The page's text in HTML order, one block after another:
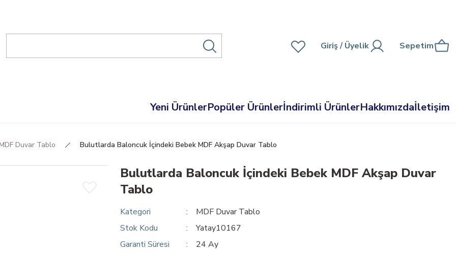
Giriş/ Üyelik Sepetim
Yeni ÜrünlerPopüler Ürünlerİndirimli ÜrünlerHakkımızdaİletişim
MDF Duvar Tablo Bulutlarda Baloncuk İçindeki Bebek MDF Akşap Duvar Tablo
Bulutlarda Baloncuk İçindeki Bebek MDF Akşap Duvar
Tablo
Kategori
MDF Duvar Tablo
Stok Kodu
Yatay10167
Garanti Süresi
24 Ay